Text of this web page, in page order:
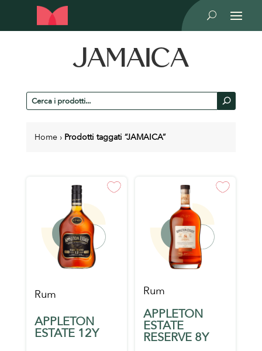
U
JAMAICA
Cerca
prodotti
U
Home › Prodotti taggati “JAMAICA”
Rum
APPLETON
ESTATE 12Y
Rum
APPLETON
ESTATE
RESERVE 8Y